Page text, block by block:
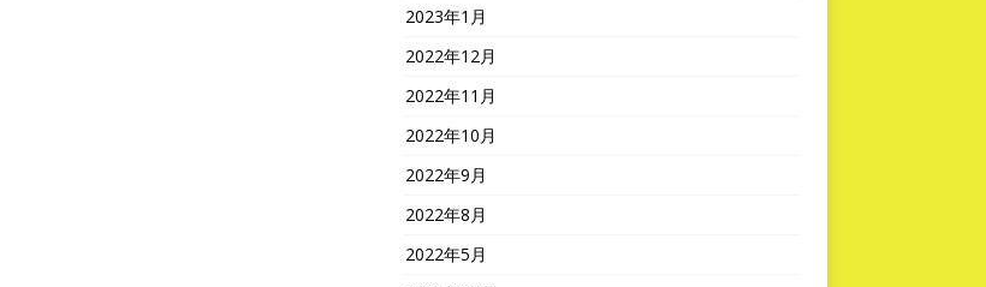
2023年1月
2022年12月
2022年11月
2022年10月
2022年9月
2022年8月
2022年5月